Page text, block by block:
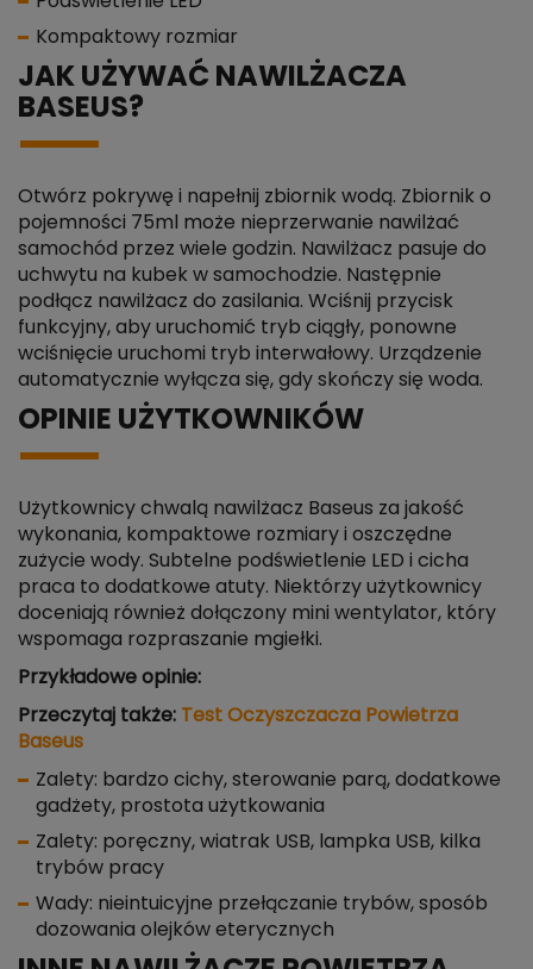
Kompaktowy rozmiar
JAK UŻYWAĆ NAWILŻACZA
BASEUS?
Otwórz pokrywę i napełnij zbiornik wodą. Zbiornik o
pojemności 75ml może nieprzerwanie nawilżać
samochód przez wiele godzin. Nawilżacz pasuje do
uchwytu na kubek w samochodzie. Następnie
podłącz nawilżacz do zasilania. Wciśnij przycisk
funkcyjny, aby uruchomić tryb ciągły, ponowne
wciśnięcie uruchomi tryb interwałowy. Urządzenie
automatycznie wyłącza się, gdy skończy się woda.
OPINIE UŻYTKOWNIKÓW
Użytkownicy chwalą nawilżacz Baseus za jakość
wykonania, kompaktowe rozmiary i oszczędne
zużycie wody. Subtelne podświetlenie LED i cicha
praca to dodatkowe atuty. Niektórzy użytkownicy
doceniają również dołączony mini wentylator, który
wspomaga rozpraszanie mgiełki.
Przykładowe opinie:
Przeczytaj także: Test Oczyszczacza Powietrza
Baseus
Zalety: bardzo cichy, sterowanie parą, dodatkowe
gadżety, prostota użytkowania
Zalety: poręczny, wiatrak USB, lampka USB, kilka
trybów pracy
Wady: nieintuicyjne przełączanie trybów, sposób
dozowania olejków eterycznych